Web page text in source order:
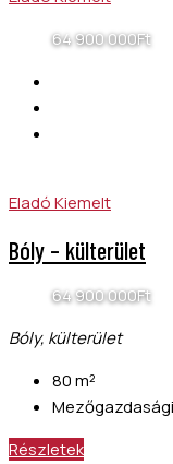
64 900 000Ft
EladóKiemelt
Bóly – külterület
64 900 000Ft
Bóly, külterület
80m²
Mezőgazdasági
Részletek